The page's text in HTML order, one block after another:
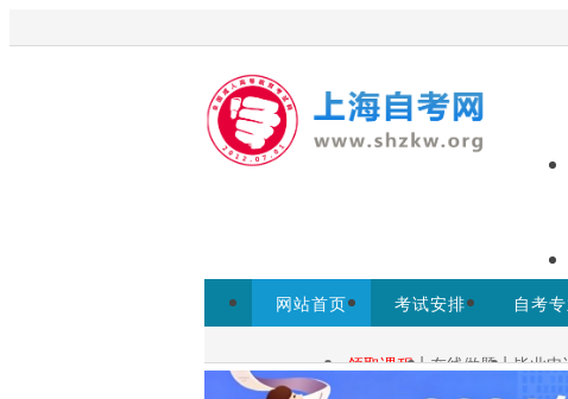
欢迎来到上海启课自考网！为考生提供上海自
网站首页 考试安排 自考
自考查询：
领取课程 | 在线做题 | 毕业申